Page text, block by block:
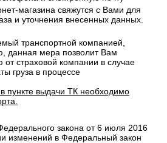
магазина свяжутся с Вами для
и уточнения внесенных данных.
транспортной компанией,
данная мера позволит Вам
от страховой компании в случае
груза в процессе
пункте выдачи ТК необходимо
закона от 6 июля 2016
изменений в Федеральный закон